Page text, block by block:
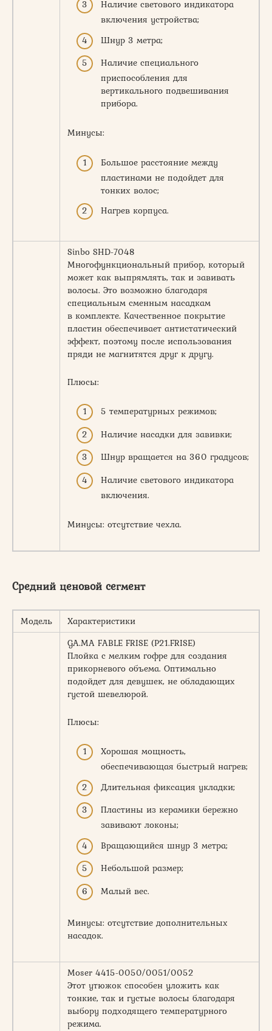
Наличие светового индикатора
включения устройства;
Шнур 3 метра;
Наличие специального
приспособления для
вертикального подвешивания
прибора.
Минусы:
Большое расстояние между
пластинами не подойдет для
тонких волос;
Нагрев корпуса.
Sinbo SHD-7048
Многофункциональный прибор, который
может как выпрямлять, так и завивать
волосы. Это возможно благодаря
специальным сменным насадкам
в комплекте. Качественное покрытие
пластин обеспечивает антистатический
эффект, поэтому после использования
пряди не магнитятся друг к другу.
Плюсы:
5 температурных режимов;
Наличие насадки для завивки;
Шнур вращается на 360 градусов;
Наличие светового индикатора
включения.
Минусы: отсутствие чехла.
Средний ценовой сегмент
Модель
Характеристики
GA.MA FABLE FRISE (P21.FRISE)
Плойка с мелким гофре для создания
прикорневого объема. Оптимально
подойдет для девушек, не обладающих
густой шевелюрой.
Плюсы:
Хорошая мощность,
обеспечивающая быстрый нагрев;
Длительная фиксация укладки;
Пластины из керамики бережно
завивают локоны;
Вращающийся шнур 3 метра;
Небольшой размер;
Малый вес.
Минусы: отсутствие дополнительных
насадок.
Moser 4415-0050/0051/0052
Этот утюжок способен уложить как
тонкие, так и густые волосы благодаря
выбору подходящего температурного
режима.